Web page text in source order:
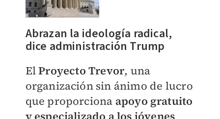
Abrazan la ideología radical,
dice administración Trump
ElProyecto Trevor, una
organización sin ánimo de lucro
que proporciona apoyo gratuito
y especializado a los jóvenes